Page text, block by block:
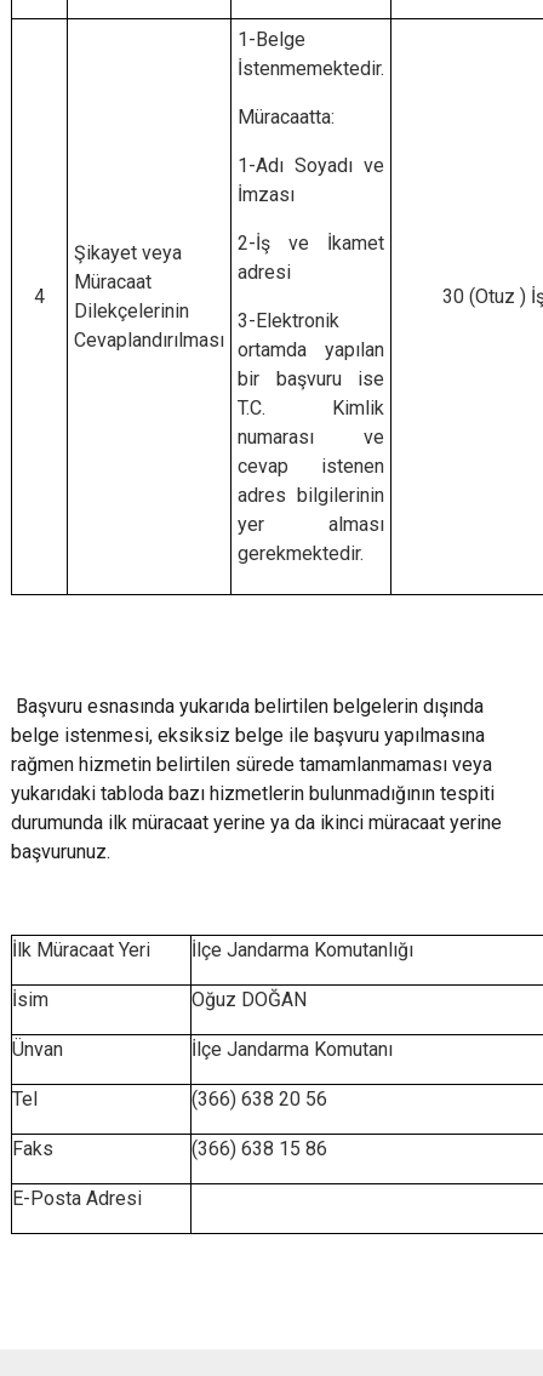
4
Şikayet veya
Müracaat
Dilekçelerinin
Cevaplandırılması
1-Belge
İstenmemektedir.
Müracaatta:
1-Adı Soyadı ve
İmzası
2-İş ve İkamet
adresi
3-Elektronik
ortamda yapılan
bir başvuru ise
T.C. Kimlik
numarası ve
cevap istenen
adres bilgilerinin
yer alması
gerekmektedir.
30 (Otuz )
Başvuru esnasında yukarıda belirtilen belgelerin dışında
belge istenmesi, eksiksiz belge ile başvuru yapılmasına
rağmen hizmetin belirtilen sürede tamamlanmaması veya
yukarıdaki tabloda bazı hizmetlerin bulunmadığının tespiti
durumunda ilk müracaat yerine ya da ikinci müracaat yerine
başvurunuz.
İlk Müracaat Yeri İlçe Jandarma Komutanlığı
İsim Oğuz DOĞAN
Ünvan İlçe Jandarma Komutanı
Tel (366) 638 20
Faks (366) 638 15 86
E-Posta Adresi